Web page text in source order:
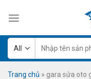
kiếm:
Trang chủ » gara sửa oto